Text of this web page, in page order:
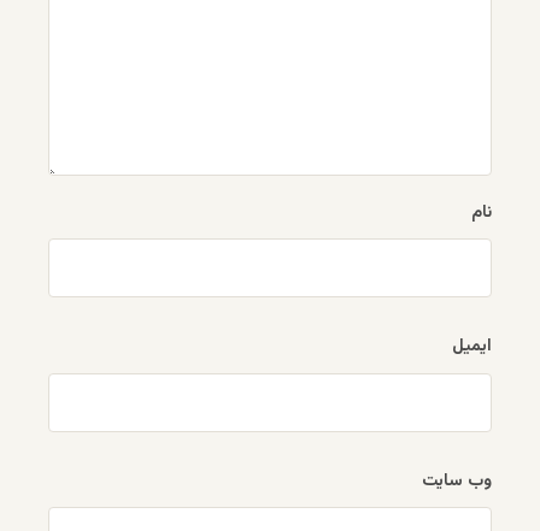
نام
ایمیل
وب‌ سایت